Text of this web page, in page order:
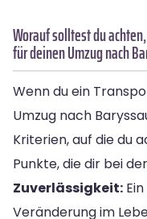
Worauf solltest du
für deinen Umzug nach
Wenn du ein
Umzug nach
Kriterien, auf die du
Punkte, die dir bei
Zuverlässigkeit:
Veränderung im